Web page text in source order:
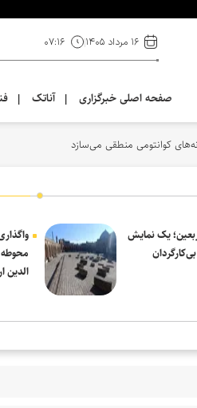
۱۶ مرداد ۱۴۰۵ ۰۷:۱۶
صفحه اصلی خبرگزاری | آناتک |
یک نمایش
الدین